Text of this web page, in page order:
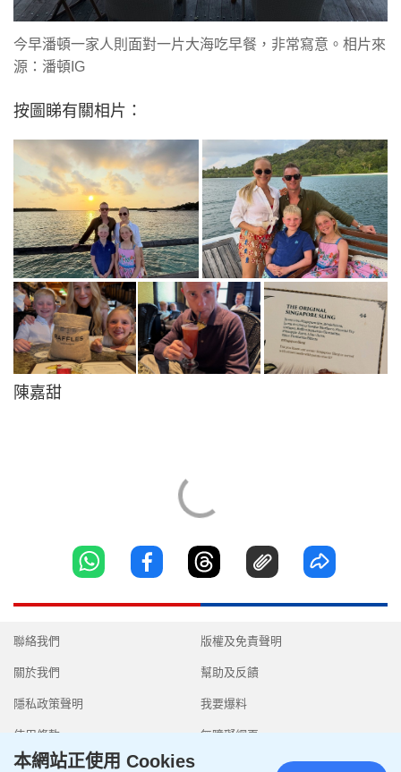
今早潘頓一家人則面對一片大海吃早餐，非常寫意。相片來
源：潘頓IG
按圖睇有關相片：
陳嘉甜
聯絡我們
關於我們
隱私政策聲明
使用條款
版權及免責聲明
幫助及反饋
我要爆料
無障礙網頁
本網站正使用 Cookies